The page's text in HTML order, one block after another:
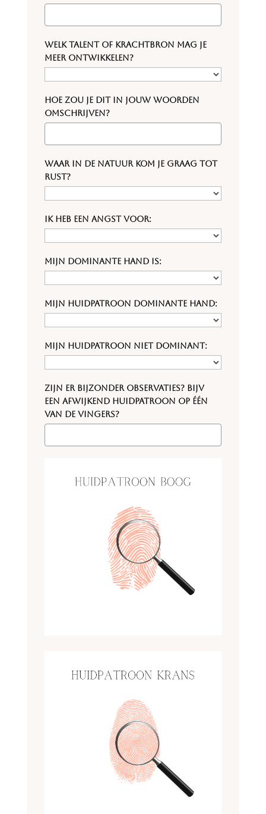
Welk talent of krachtbron mag je
meer ontwikkelen?
Hoe zou je dit in jouw woorden
omschrijven?
Waar in de natuur kom je graag tot
rust?
Ik heb een angst voor:
Mijn dominante hand is:
Mijn huidpatroon dominante hand:
Mijn huidpatroon niet dominant:
Zijn er bijzonder observaties? Bijv
een afwijkend huidpatroon op één
van de vingers?